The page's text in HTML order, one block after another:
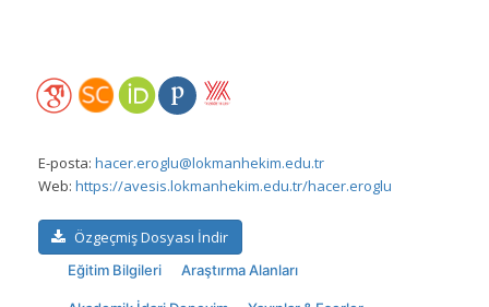
E-posta: hacer.eroglu@lokmanhekim.edu.tr
Web: https://avesis.lokmanhekim.edu.tr/hacer.eroglu
Özgeçmiş Dosyası İndir
Eğitim Bilgileri Araştırma Alanları